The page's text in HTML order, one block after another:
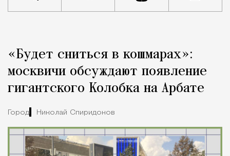
Город
«Будет сниться в кошмарах»:
москвичи обсуждают появление
гигантского Колобка на Арбате
Город Николай Спиридонов